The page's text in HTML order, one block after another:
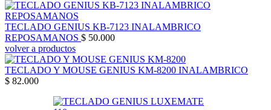
TECLADO GENIUS KB-7123 INALAMBRICO
REPOSAMANOS $ 50.000
volver a productos
TECLADO Y MOUSE GENIUS KM-8200 INALAMBRICO
$ 82.000